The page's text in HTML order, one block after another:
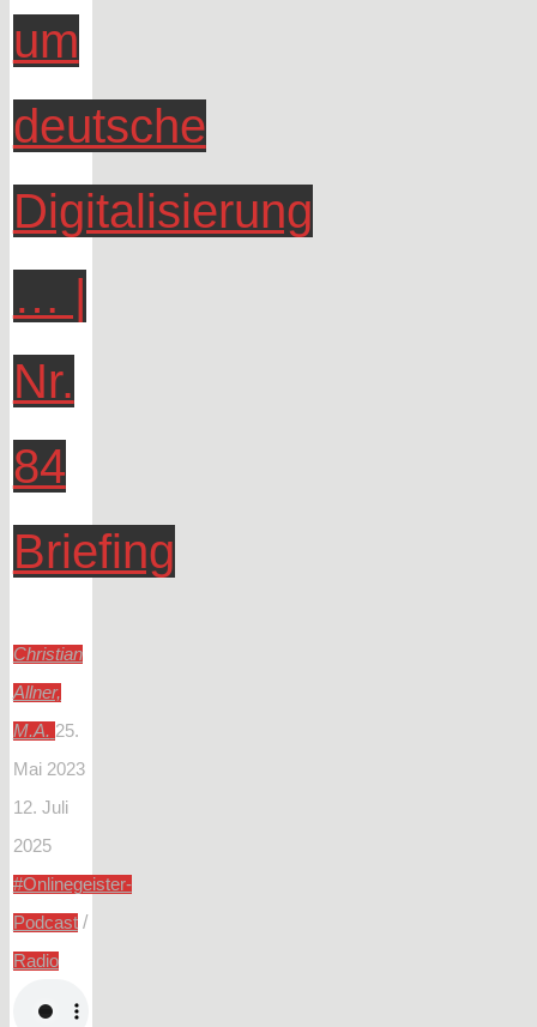
um
deutsche
Digitalisierung
… |
Nr.
84
Briefing
Christian
Allner,
M.A. 25.
Mai 2023
12. Juli
2025
#Onlinegeister-
Podcast/
Radio